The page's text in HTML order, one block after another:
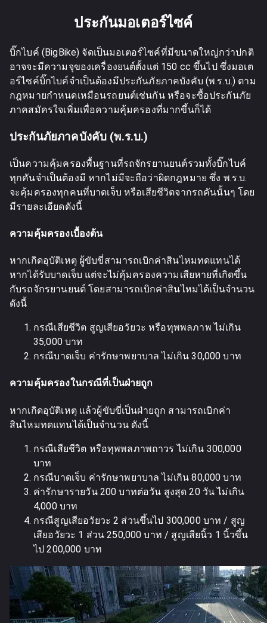
ประกันมอเตอร์ไซค์
บิ๊กไบค์ (BigBike) จัดเป็นมอเตอร์ไซค์ที่มีขนาดใหญ่กว่าปกติ
อาจจะมีความจุของเครื่องยนต์ตั้งแต่ 150 cc ขึ้นไป ซึ่งมอเต
อร์ไซค์บิ๊กไบค์จำเป็นต้องมีประกันภัยภาคบังคับ (พ.ร.บ.) ตาม
กฎหมายกำหนดเหมือนรถยนต์เช่นกัน หรือจะซื้อประกันภัย
ภาคสมัครใจเพิ่มเพื่อความคุ้มครองที่มากขึ้นก็ได้
ประกันภัยภาคบังคับ (พ.ร.บ.)
เป็นความคุ้มครองพื้นฐานที่รถจักรยานยนต์รวมทั้งบิ๊กไบค์
ทุกคันจำเป็นต้องมี หากไม่มีจะถือว่าผิดกฎหมาย ซึ่ง พ.ร.บ.
จะคุ้มครองทุกคนที่บาดเจ็บ หรือเสียชีวิตจากรถคันนั้นๆ โดย
มีรายละเอียดดังนี้
ความคุ้มครองเบื้องต้น
หากเกิดอุบัติเหตุ ผู้ขับขี่สามารถเบิกค่าสินไหมทดแทนได้
หากได้รับบาดเจ็บ แต่จะไม่คุ้มครองความเสียหายที่เกิดขึ้น
กับรถจักรยานยนต์ โดยสามารถเบิกค่าสินไหมได้เป็นจำนวน
ดังนี้
กรณีเสียชีวิต สูญเสียอวัยวะ หรือทุพพลภาพ ไม่เกิน
35,000 บาท
กรณีบาดเจ็บ ค่ารักษาพยาบาล ไม่เกิน 30,000 บาท
ความคุ้มครองในกรณีที่เป็นฝ่ายถูก
หากเกิดอุบัติเหตุ แล้วผู้ขับขี่เป็นฝ่ายถูก สามารถเบิกค่า
สินไหมทดแทนได้เป็นจำนวน ดังนี้
กรณีเสียชีวิต หรือทุพพลภาพถาวร ไม่เกิน 300,000
บาท
กรณีบาดเจ็บ ค่ารักษาพยาบาล ไม่เกิน 80,000 บาท
ค่ารักษารายวัน 200 บาทต่อวัน สูงสุด 20 วัน ไม่เกิน
4,000 บาท
กรณีสูญเสียอวัยวะ 2 ส่วนขึ้นไป 300,000 บาท / สูญ
เสียอวัยวะ 1 ส่วน 250,000 บาท / สูญเสียนิ้ว 1 นิ้วขึ้น
ไป 200,000 บาท